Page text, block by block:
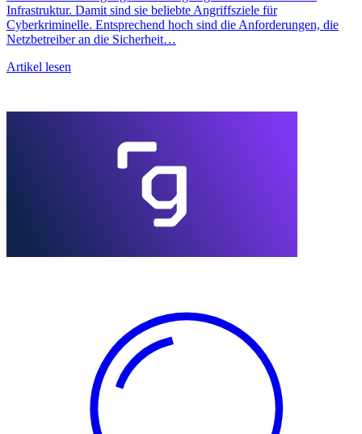
Infrastruktur. Damit sind sie beliebte Angriffsziele für
Cyberkriminelle. Entsprechend hoch sind die Anforderungen, die
Netzbetreiber an die Sicherheit…
Artikel lesen